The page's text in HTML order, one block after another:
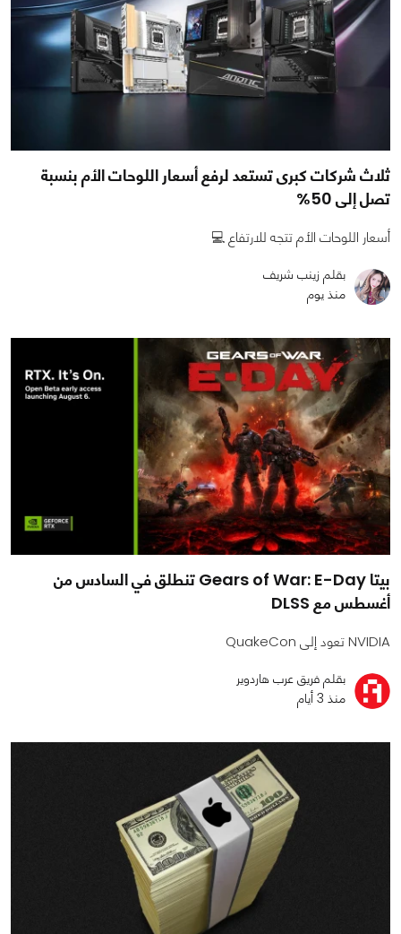
ثلاث شركات كبرى تستعد لرفع أسعار اللوحات الأم بنسبة
تصل إلى 50%
أسعار اللوحات الأم تتجه للارتفاع 💻
بقلم زينب شريف
منذ يوم
بيتا Gears of War: E-Day تنطلق في السادس من
أغسطس مع DLSS
NVIDIA تعود إلى QuakeCon
بقلم فريق عرب هاردوير
منذ 3 أيام